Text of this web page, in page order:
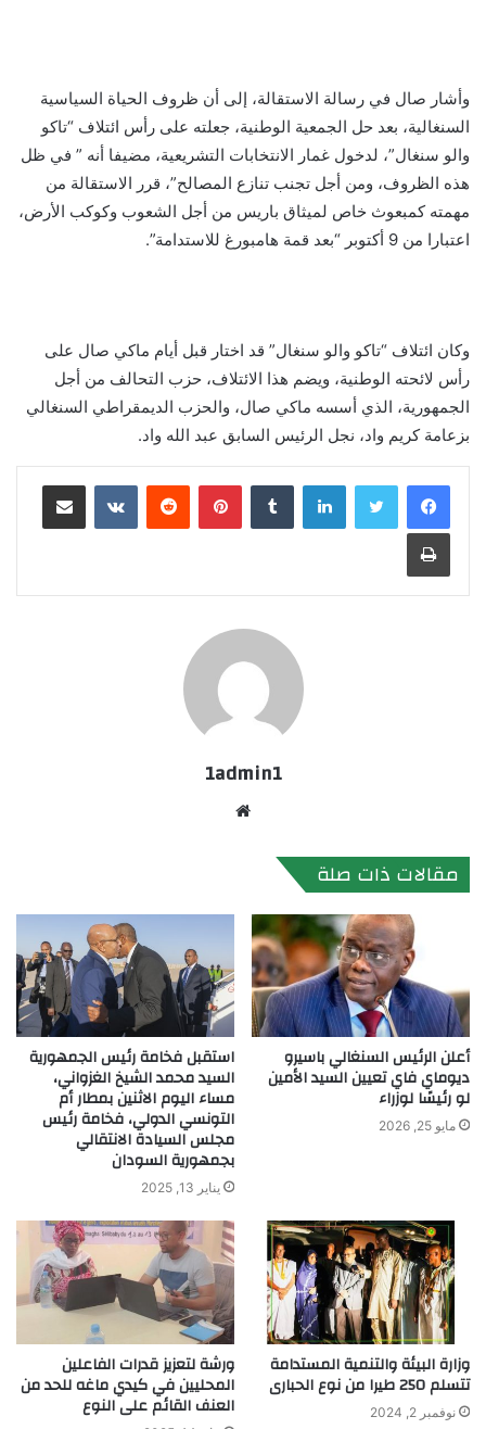
وأشار صال في رسالة الاستقالة، إلى أن ظروف الحياة السياسية
السنغالية، بعد حل الجمعية الوطنية، جعلته على رأس ائتلاف “تاكو
والو سنغال”، لدخول غمار الانتخابات التشريعية، مضيفا أنه ” في ظل
هذه الظروف، ومن أجل تجنب تنازع المصالح”، قرر الاستقالة من
مهمته كمبعوث خاص لميثاق باريس من أجل الشعوب وكوكب الأرض،
اعتبارا من 9 أكتوبر “بعد قمة هامبورغ للاستدامة”.
وكان ائتلاف “تاكو والو سنغال” قد اختار قبل أيام ماكي صال على
رأس لائحته الوطنية، ويضم هذا الائتلاف، حزب التحالف من أجل
الجمهورية، الذي أسسه ماكي صال، والحزب الديمقراطي السنغالي
بزعامة كريم واد، نجل الرئيس السابق عبد الله واد.
لينكدإن بينتيريست مشاركة عبر البريد
طباعة
1admin1
مقالات ذات صلة
أعلن الرئيس السنغالي باسيرو
ديوماي فاي تعيين السيد الأمين
لو رئيسًا لوزراء
مايو 25, 2026
استقبل فخامة رئيس الجمهورية
السيد محمد الشيخ الغزواني،
مساء اليوم الاثنين بمطار أم
التونسي الدولي، فخامة رئيس
مجلس السيادة الانتقالي
بجمهورية السودان
يناير 13, 2025
وزارة البيئة والتنمية المستدامة
تتسلم 250 طيرا من نوع الحبارى
نوفمبر 2, 2024
ورشة لتعزيز قدرات الفاعلين
المحليين في كيدي ماغه للحد من
العنف القائم على النوع